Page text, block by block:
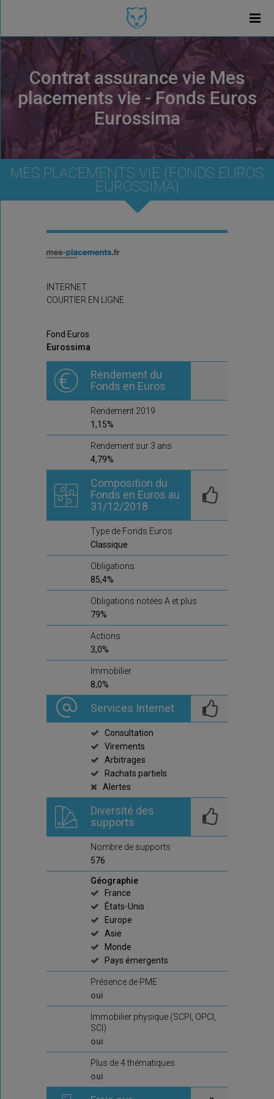
Contrat assurance vie Mes
placements vie - Fonds Euros
Eurossima
MES PLACEMENTS VIE (FONDS EUROS
EUROSSIMA)
INTERNET
COURTIER EN LIGNE
Fond Euros
Eurossima
Rendement du
Fonds en Euros
Rendement 2019
1,15%
Rendement sur 3 ans
4,79%
Composition du
Fonds en Euros au
31/12/2018
Type de Fonds Euros
Classique
Obligations
85,4%
Obligations notées A et plus
79%
Actions
3,0%
Immobilier
8,0%
Services Internet
Consultation
Virements
Arbitrages
Rachats partiels
Alertes
Diversité des
supports
Nombre de supports
576
Géographie
France
États-Unis
Europe
Asie
Monde
Pays émergents
Présence de PME
oui
Immobilier physique (SCPI, OPCI,
SCI)
oui
Plus de 4 thématiques
oui